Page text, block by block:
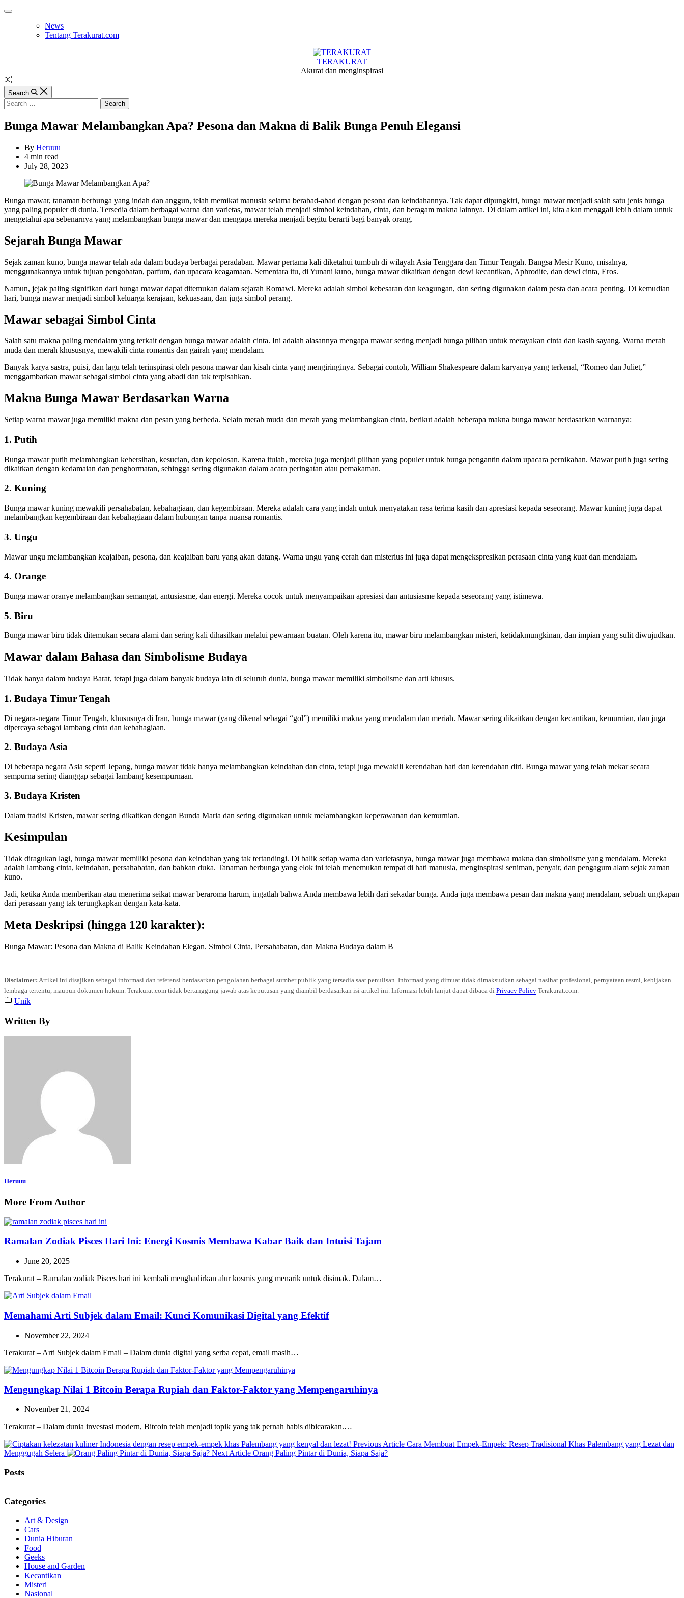
Skip
Off
News
Tentang Terakurat.com
TERAKURAT
Akurat dan menginspirasi
Random
Article
Search
Search
for:
Bunga Mawar Melambangkan Apa? Pesona dan Makna di Balik Bunga Penuh Elegansi
By Heruuu
Estimated
read
4 min read
July 28, 2023
Bunga mawar, tanaman berbunga yang indah dan anggun, telah memikat manusia selama berabad-abad dengan pesona dan keindahannya. Tak dapat dipungkiri, bunga mawar menjadi salah satu jenis bunga
yang paling populer di dunia. Tersedia dalam berbagai warna dan varietas, mawar telah menjadi simbol keindahan, cinta, dan beragam makna lainnya. Di dalam artikel ini, kita akan menggali lebih dalam untuk
mengetahui apa sebenarnya yang melambangkan bunga mawar dan mengapa mereka menjadi begitu berarti bagi banyak orang.
Sejarah Bunga Mawar
Sejak zaman kuno, bunga mawar telah ada dalam budaya berbagai peradaban. Mawar pertama kali diketahui tumbuh di wilayah Asia Tenggara dan Timur Tengah. Bangsa Mesir Kuno, misalnya,
menggunakannya untuk tujuan pengobatan, parfum, dan upacara keagamaan. Sementara itu, di Yunani kuno, bunga mawar dikaitkan dengan dewi kecantikan, Aphrodite, dan dewi cinta, Eros.
Namun, jejak paling signifikan dari bunga mawar dapat ditemukan dalam sejarah Romawi. Mereka adalah simbol kebesaran dan keagungan, dan sering digunakan dalam pesta dan acara penting. Di kemudian
hari, bunga mawar menjadi simbol keluarga kerajaan, kekuasaan, dan juga simbol perang.
Mawar sebagai Simbol Cinta
Salah satu makna paling mendalam yang terkait dengan bunga mawar adalah cinta. Ini adalah alasannya mengapa mawar sering menjadi bunga pilihan untuk merayakan cinta dan kasih sayang. Warna merah
muda dan merah khususnya, mewakili cinta romantis dan gairah yang mendalam.
Banyak karya sastra, puisi, dan lagu telah terinspirasi oleh pesona mawar dan kisah cinta yang mengiringinya. Sebagai contoh, William Shakespeare dalam karyanya yang terkenal, “Romeo dan Juliet,”
menggambarkan mawar sebagai simbol cinta yang abadi dan tak terpisahkan.
Makna Bunga Mawar Berdasarkan Warna
Setiap warna mawar juga memiliki makna dan pesan yang berbeda. Selain merah muda dan merah yang melambangkan cinta, berikut adalah beberapa makna bunga mawar berdasarkan warnanya:
1. Putih
Bunga mawar putih melambangkan kebersihan, kesucian, dan kepolosan. Karena itulah, mereka juga menjadi pilihan yang populer untuk bunga pengantin dalam upacara pernikahan. Mawar putih juga sering
dikaitkan dengan kedamaian dan penghormatan, sehingga sering digunakan dalam acara peringatan atau pemakaman.
2. Kuning
Bunga mawar kuning mewakili persahabatan, kebahagiaan, dan kegembiraan. Mereka adalah cara yang indah untuk menyatakan rasa terima kasih dan apresiasi kepada seseorang. Mawar kuning juga dapat
melambangkan kegembiraan dan kebahagiaan dalam hubungan tanpa nuansa romantis.
3. Ungu
Mawar ungu melambangkan keajaiban, pesona, dan keajaiban baru yang akan datang. Warna ungu yang cerah dan misterius ini juga dapat mengekspresikan perasaan cinta yang kuat dan mendalam.
4. Orange
Bunga mawar oranye melambangkan semangat, antusiasme, dan energi. Mereka cocok untuk menyampaikan apresiasi dan antusiasme kepada seseorang yang istimewa.
5. Biru
Bunga mawar biru tidak ditemukan secara alami dan sering kali dihasilkan melalui pewarnaan buatan. Oleh karena itu, mawar biru melambangkan misteri, ketidakmungkinan, dan impian yang sulit diwujudkan.
Mawar dalam Bahasa dan Simbolisme Budaya
Tidak hanya dalam budaya Barat, tetapi juga dalam banyak budaya lain di seluruh dunia, bunga mawar memiliki simbolisme dan arti khusus.
1. Budaya Timur Tengah
Di negara-negara Timur Tengah, khususnya di Iran, bunga mawar (yang dikenal sebagai “gol”) memiliki makna yang mendalam dan meriah. Mawar sering dikaitkan dengan kecantikan, kemurnian, dan juga
dipercaya sebagai lambang cinta dan kebahagiaan.
2. Budaya Asia
Di beberapa negara Asia seperti Jepang, bunga mawar tidak hanya melambangkan keindahan dan cinta, tetapi juga mewakili kerendahan hati dan kerendahan diri. Bunga mawar yang telah mekar secara
sempurna sering dianggap sebagai lambang kesempurnaan.
3. Budaya Kristen
Dalam tradisi Kristen, mawar sering dikaitkan dengan Bunda Maria dan sering digunakan untuk melambangkan keperawanan dan kemurnian.
Kesimpulan
Tidak diragukan lagi, bunga mawar memiliki pesona dan keindahan yang tak tertandingi. Di balik setiap warna dan varietasnya, bunga mawar juga membawa makna dan simbolisme yang mendalam. Mereka
adalah lambang cinta, keindahan, persahabatan, dan bahkan duka. Tanaman berbunga yang elok ini telah menemukan tempat di hati manusia, menginspirasi seniman, penyair, dan pengagum alam sejak zaman
kuno.
Jadi, ketika Anda memberikan atau menerima seikat mawar beraroma harum, ingatlah bahwa Anda membawa lebih dari sekadar bunga. Anda juga membawa pesan dan makna yang mendalam, sebuah ungkapan
dari perasaan yang tak terungkapkan dengan kata-kata.
Meta Deskripsi (hingga 120 karakter):
Bunga Mawar: Pesona dan Makna di Balik Keindahan Elegan. Simbol Cinta, Persahabatan, dan Makna Budaya dalam B
Disclaimer: Artikel ini disajikan sebagai informasi dan referensi berdasarkan pengolahan berbagai sumber publik yang tersedia saat penulisan. Informasi yang dimuat tidak dimaksudkan sebagai nasihat profesional, pernyataan resmi, kebijakan
lembaga tertentu, maupun dokumen hukum. Terakurat.com tidak bertanggung jawab atas keputusan yang diambil berdasarkan isi artikel ini. Informasi lebih lanjut dapat dibaca di Privacy Policy Terakurat.com.
Unik
Written By
Heruuu
More From Author
Ramalan Zodiak Pisces Hari Ini: Energi Kosmis Membawa Kabar Baik dan Intuisi Tajam
June 20, 2025
Terakurat – Ramalan zodiak Pisces hari ini kembali menghadirkan alur kosmis yang menarik untuk disimak. Dalam…
Memahami Arti Subjek dalam Email: Kunci Komunikasi Digital yang Efektif
November 22, 2024
Terakurat – Arti Subjek dalam Email – Dalam dunia digital yang serba cepat, email masih…
Mengungkap Nilai 1 Bitcoin Berapa Rupiah dan Faktor-Faktor yang Mempengaruhinya
November 21, 2024
Terakurat – Dalam dunia investasi modern, Bitcoin telah menjadi topik yang tak pernah habis dibicarakan.…
Previous Article Previous
Cara Membuat Empek-Empek: Resep Tradisional Khas Palembang yang Lezat dan
Menggugah Selera
Next Article Next
Orang Paling Pintar di Dunia, Siapa Saja?
Posts
Categories
Art & Design
Cars
Dunia Hiburan
Food
Geeks
House and Garden
Kecantikan
Misteri
Nasional